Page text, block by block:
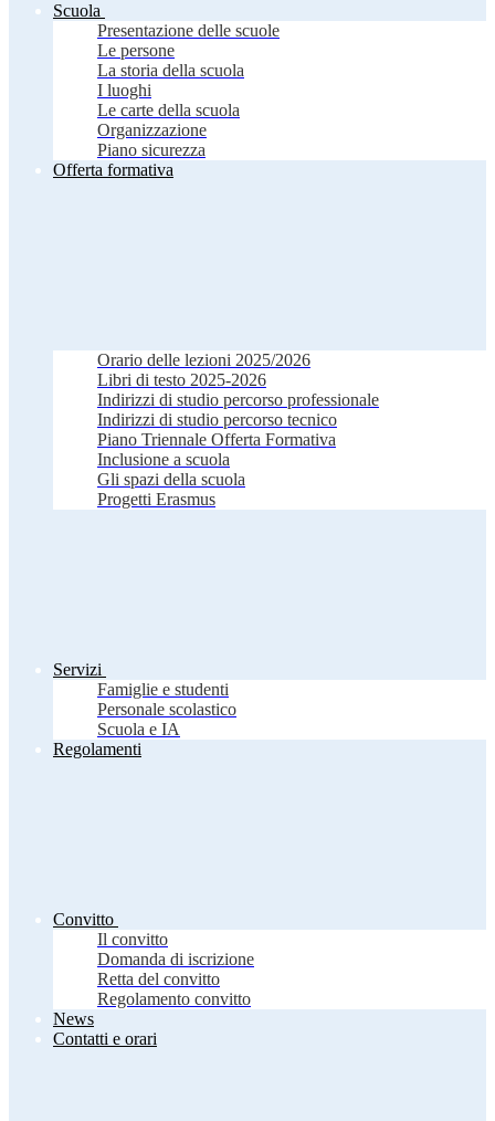
Scuola
Presentazione delle scuole
Le persone
La storia della scuola
I luoghi
Le carte della scuola
Organizzazione
Piano sicurezza
Offerta formativa
Orario delle lezioni 2025/2026
Libri di testo 2025-2026
Indirizzi di studio percorso professionale
Indirizzi di studio percorso tecnico
Piano Triennale Offerta Formativa
Inclusione a scuola
Gli spazi della scuola
Progetti Erasmus
Servizi
Famiglie e studenti
Personale scolastico
Scuola e IA
Regolamenti
Convitto
Il convitto
Domanda di iscrizione
Retta del convitto
Regolamento convitto
News
Contatti e orari